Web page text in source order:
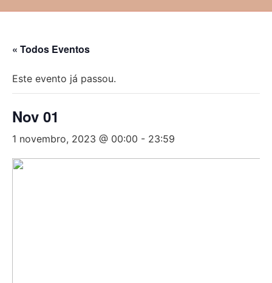
« Todos Eventos
Este evento já passou.
Nov 01
1 novembro, 2023 @ 00:00 - 23:59